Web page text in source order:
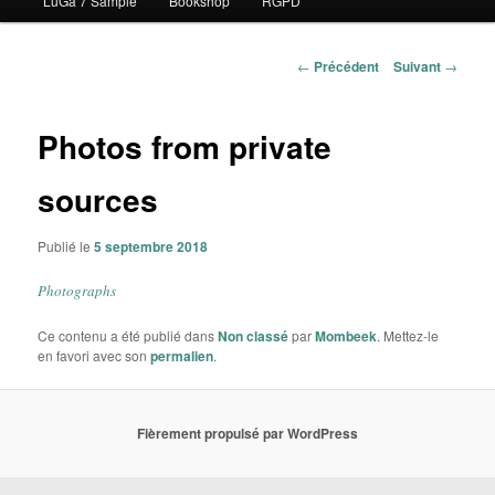
contenu
Navigation
← Précédent Suivant →
Photos from private
sources
Publié le5 septembre 2018
Photographs
Ce contenu a été publié dansNon classéparMombeek. Mettez-le
en favori avec sonpermalien.
Fièrement propulsé par WordPress